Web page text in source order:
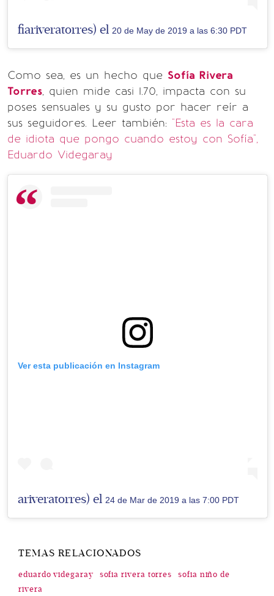
fiariveratorres) el 20 de May de 2019 a las 6:30 PDT
Como sea, es un hecho que Sofía Rivera
Torres, quien mide casi 1.70, impacta con su
poses sensuales y su gusto por hacer reír a
sus seguidores. Leer también: "Esta es la cara
de idiota que pongo cuando estoy con Sofía",
Eduardo Videgaray
Ver esta publicación en Instagram
ariveratorres) el 24 de Mar de 2019 a las 7:00 PDT
TEMAS RELACIONADOS
eduardo videgaray sofia rivera torres
sofia niño de
rivera